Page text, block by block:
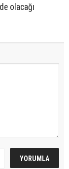
olacağı